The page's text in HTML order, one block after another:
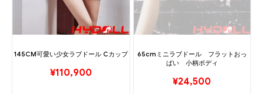
145CM可愛い少女ラブドール Cカップ
¥110,900
65cmミニラブドール フラットおっ
ぱい 小柄ボディ
¥24,500